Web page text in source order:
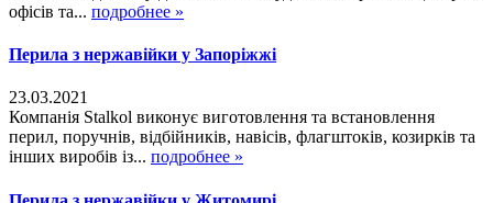
офісів та... подробнее »
Перила з нержавійки у Запоріжжі
23.03.2021
Компанія Stalkol виконує виготовлення та встановлення
перил, поручнів, відбійників, навісів, флагштоків, козирків та
інших виробів із... подробнее »